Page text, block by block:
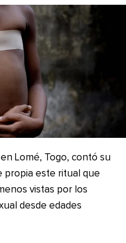
Lomé, Togo, contó su
propia este ritual que
vistas por los
desde edades